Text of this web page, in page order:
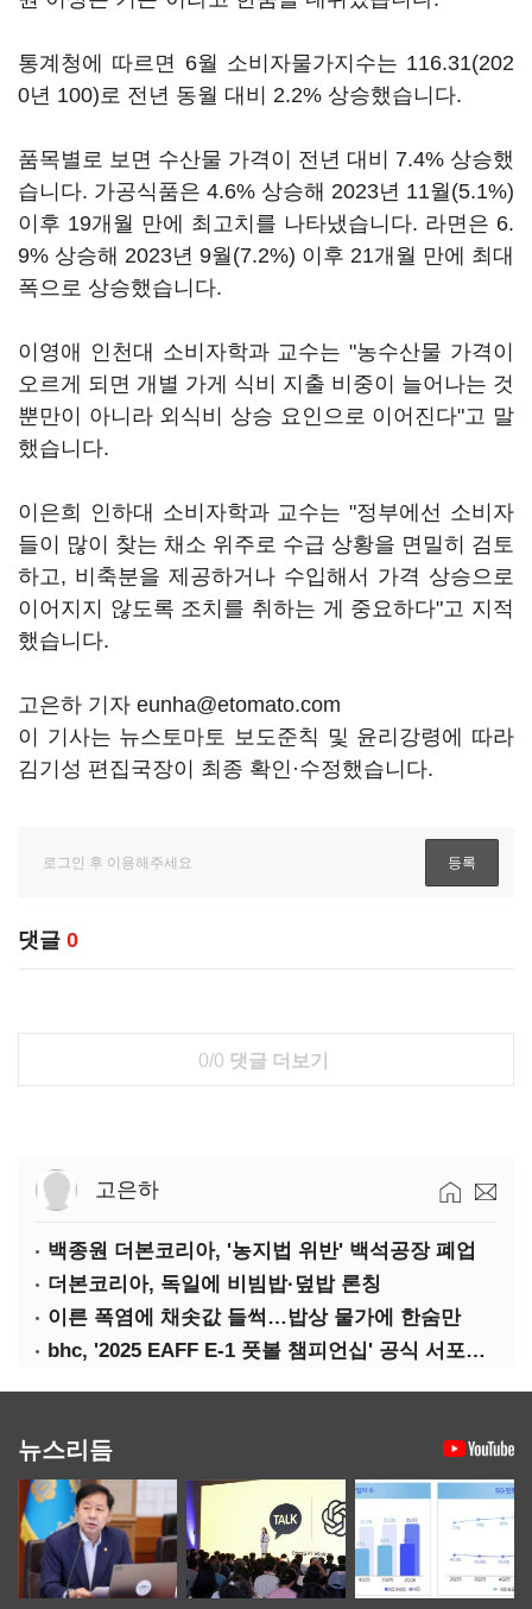
통계청에 따르면 6월 소비자물가지수는 116.31(202
0년 100)로 전년 동월 대비 2.2% 상승했습니다.
품목별로 보면 수산물 가격이 전년 대비 7.4% 상승했
습니다. 가공식품은 4.6% 상승해 2023년 11월(5.1%)
이후 19개월 만에 최고치를 나타냈습니다. 라면은 6.
9% 상승해 2023년 9월(7.2%) 이후 21개월 만에 최대
폭으로 상승했습니다.
이영애 인천대 소비자학과 교수는 "농수산물 가격이
오르게 되면 개별 가게 식비 지출 비중이 늘어나는 것
뿐만이 아니라 외식비 상승 요인으로 이어진다"고 말
했습니다.
이은희 인하대 소비자학과 교수는 "정부에선 소비자
들이 많이 찾는 채소 위주로 수급 상황을 면밀히 검토
하고, 비축분을 제공하거나 수입해서 가격 상승으로
이어지지 않도록 조치를 취하는 게 중요하다"고 지적
했습니다.
고은하 기자 eunha@etomato.com
이 기사는 뉴스토마토 보도준칙 및 윤리강령에 따라
김기성 편집국장이 최종 확인·수정했습니다.
댓글 0
0/0 댓글 더보기
고은하
백종원 더본코리아, '농지법 위반' 백석공장 폐업
더본코리아, 독일에 비빔밥·덮밥 론칭
이른 폭염에 채솟값 들썩…밥상 물가에 한숨만
bhc, '2025 EAFF E-1 풋볼 챔피언십' 공식 서포터 참여
뉴스리듬